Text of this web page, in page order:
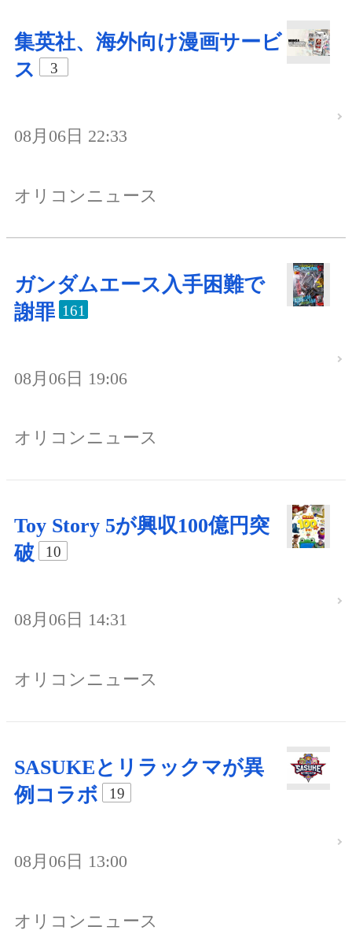
集英社、海外向け漫画サービ
ス
3
08月06日 22:33
オリコンニュース
ガンダムエース入手困難で
謝罪 161
08月06日 19:06
オリコンニュース
Toy Story 5が興収100億円突
破
10
08月06日 14:31
オリコンニュース
SASUKEとリラックマが異
例コラボ
19
08月06日 13:00
オリコンニュース